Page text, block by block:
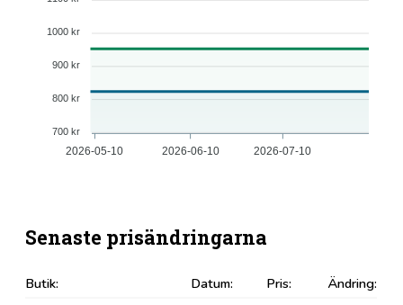
2026-05-10 2026-06-10 2026-07-10
1000 kr
900 kr
800 kr
700 kr
Senaste prisändringarna
Butik: Datum: Pris: Ändring: